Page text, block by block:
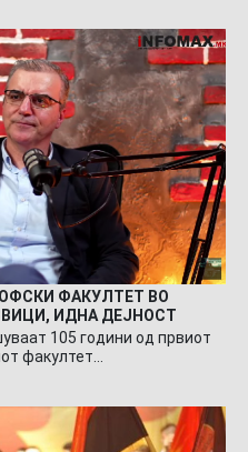
ФАКУЛТЕТ ВО
ИДНА ДЕЈНОСТ
105 години од првиот
факултет…